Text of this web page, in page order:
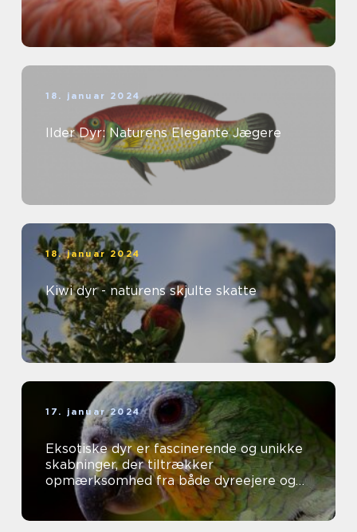
18. januar 2024
Ilder Dyr: Naturens Elegante Jægere
18. januar 2024
Kiwi dyr - naturens skjulte skatte
17. januar 2024
Eksotiske dyr er fascinerende og unikke
skabninger, der tiltrækker
opmærksomhed fra både dyreejere og
dyreelskere over hele verden